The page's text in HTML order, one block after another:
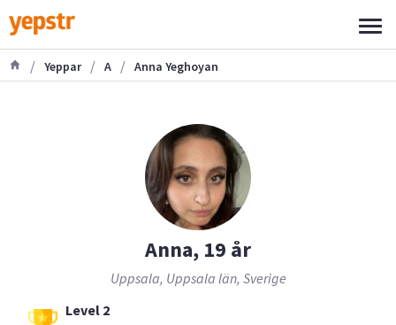
/ Yeppar / A / Anna Yeghoyan
Anna, 19 år
Uppsala, Uppsala län, Sverige
Level 2